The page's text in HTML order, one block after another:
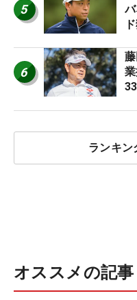
5
6
ランキン
オススメの記事